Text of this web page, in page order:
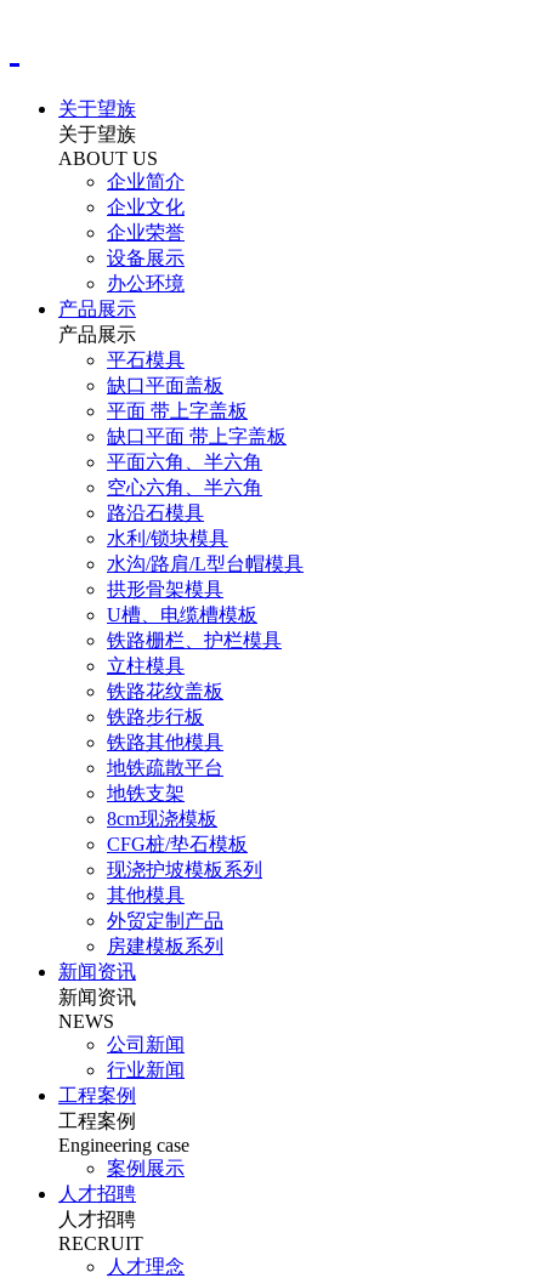
关于望族
关于望族
ABOUT US
企业简介
企业文化
企业荣誉
设备展示
办公环境
产品展示
产品展示
平石模具
缺口平面盖板
平面 带上字盖板
缺口平面 带上字盖板
平面六角、半六角
空心六角、半六角
路沿石模具
水利/锁块模具
水沟/路肩/L型台帽模具
拱形骨架模具
U槽、电缆槽模板
铁路栅栏、护栏模具
立柱模具
铁路花纹盖板
铁路步行板
铁路其他模具
地铁疏散平台
地铁支架
8cm现浇模板
CFG桩/垫石模板
现浇护坡模板系列
其他模具
外贸定制产品
房建模板系列
新闻资讯
新闻资讯
NEWS
公司新闻
行业新闻
工程案例
工程案例
Engineering case
案例展示
人才招聘
人才招聘
RECRUIT
人才理念